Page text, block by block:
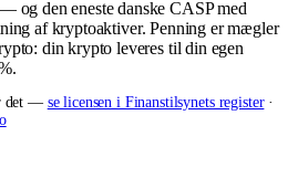
og den eneste danske CASP med
af kryptoaktiver. Penning er mægler
din krypto leveres til din egen
det — se licensen i Finanstilsynets register·